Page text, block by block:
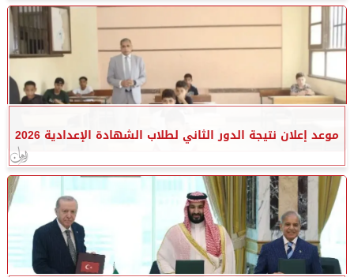
موعد إعلان نتيجة الدور الثاني لطلاب الشهادة الإعدادية 2026